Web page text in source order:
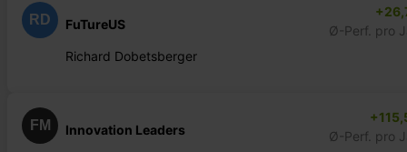
RD FuTureUS
Richard Dobetsberger
Ø-Perf. pro
FM Innovation Leaders
Ø-Perf. pro